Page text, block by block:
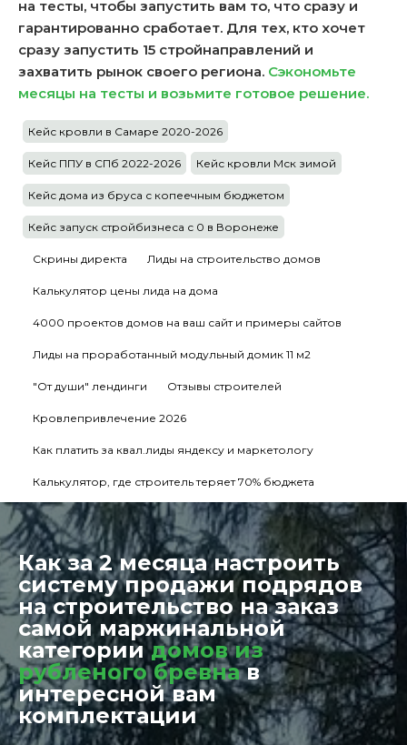
на тесты, чтобы запустить вам то, что сразу и
гарантированно сработает. Для тех, кто хочет
сразу запустить 15 стройнаправлений и
захватить рынок своего региона. Сэкономьте
месяцы на тесты и возьмите готовое решение.
Кейс кровли в Самаре 2020-2026
Кейс ППУ в СПб 2022-2026 Кейс кровли Мск зимой
Кейс дома из бруса с копеечным бюджетом
Кейс запуск стройбизнеса с 0 в Воронеже
Скрины директа Лиды на строительство домов
Калькулятор цены лида на дома
4000 проектов домов на ваш сайт и примеры сайтов
Лиды на проработанный модульный домик 11 м2
"От души" лендинги Отзывы строителей
Кровлепривлечение 2026
Как платить за квал.лиды яндексу и маркетологу
Калькулятор, где строитель теряет 70% бюджета
Как за 2 месяца настроить
систему продажи подрядов
на строительство на заказ
самой маржинальной
категориидомов из
рубленого бревнав
интересной вам
комплектации